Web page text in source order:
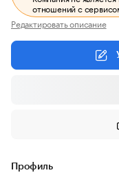
отношений с
Редактировать описание
Профиль